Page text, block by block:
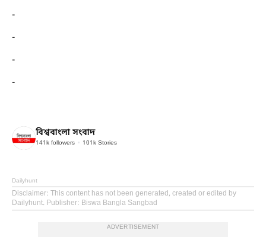
-
-
-
-
বিশ্ববাংলা সংবাদ
141k followers 101k Stories
Dailyhunt
Disclaimer: This content has not been generated, created or edited by
Dailyhunt. Publisher: Biswa Bangla Sangbad
ADVERTISEMENT